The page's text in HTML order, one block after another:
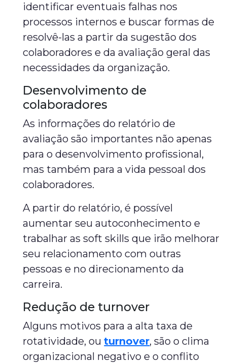
identificar eventuais falhas nos
processos internos e buscar formas de
resolvê-las a partir da sugestão dos
colaboradores e da avaliação geral das
necessidades da organização.
Desenvolvimento de
colaboradores
As informações do relatório de
avaliação são importantes não apenas
para o desenvolvimento profissional,
mas também para a vida pessoal dos
colaboradores.
A partir do relatório, é possível
aumentar seu autoconhecimento e
trabalhar as soft skills que irão melhorar
seu relacionamento com outras
pessoas e no direcionamento da
carreira.
Redução de turnover
Alguns motivos para a alta taxa de
rotatividade, outurnover, são o clima
organizacional negativo e o conflito